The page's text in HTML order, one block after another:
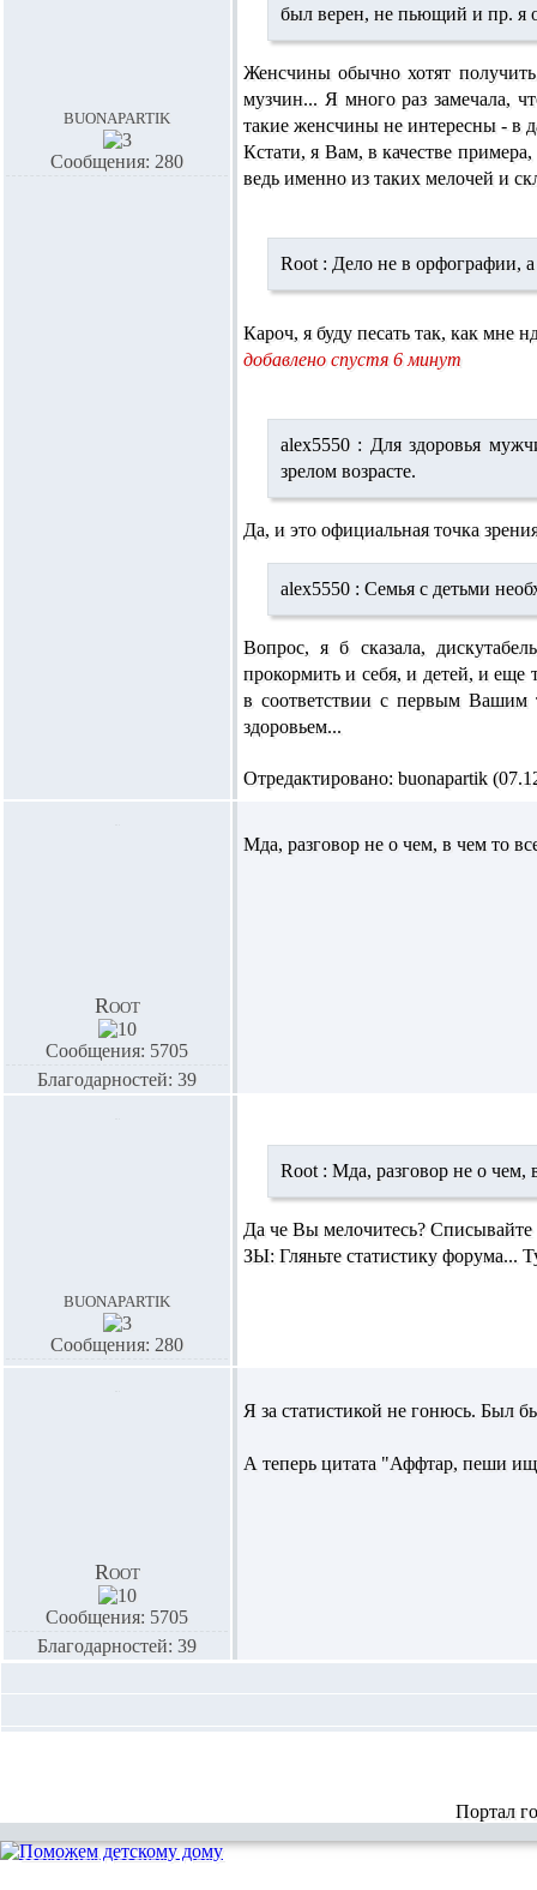
buonapartik
Сообщения: 280
был верен, не пьющий и пр. я
Женсчины обычно хотят
музчин... Я много раз замечала,
такие женсчины не интересны - в
Кстати, я Вам, в качестве
ведь именно из таких мелочей и
Root : Дело не в орфографии,
Кароч, я буду песать так, как мне
добавлено спустя 6 минут
alex5550 : Для здоровья
зрелом возрасте.
Да, и это официальная точка
alex5550 : Семья с детьми
Вопрос, я б сказала,
прокормить и себя, и детей, и еще
в соответствии с первым Вашим
здоровьем...
Отредактировано: buonapartik
Root
Сообщения: 5705
Благодарностей: 39
Мда, разговор не о чем, в чем то
buonapartik
Сообщения: 280
Root : Мда, разговор не о
Да че Вы мелочитесь? Списывайте
ЗЫ: Гляньте статистику форума...
Root
Сообщения: 5705
Благодарностей: 39
Я за статистикой не гонюсь. Был
А теперь цитата "Аффтар, пеши
Портал